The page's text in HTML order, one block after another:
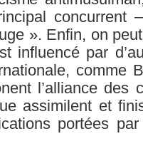
concurrent
». Enfin, on
influencé par
comme
l’alliance des
assimilent et
portées